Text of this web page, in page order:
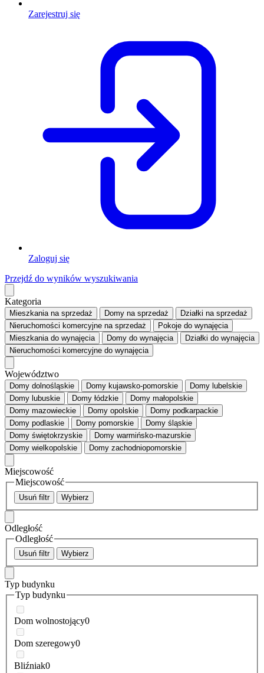
Zarejestruj się
Zaloguj się
Przejdź do wyników wyszukiwania
Kategoria
Mieszkaniana sprzedaż Domy na sprzedaż Działki na sprzedaż
Nieruchomości komercyjne na sprzedaż Pokoje do wynajęcia
Mieszkaniado wynajęcia Domy do wynajęcia Działki do wynajęcia
Nieruchomości komercyjne do wynajęcia
Województwo
Domy dolnośląskie Domy kujawsko-pomorskie
Domy lubelskie
Domy lubuskie
Domy łódzkie
Domy małopolskie
Domy mazowieckie
Domy opolskie
Domy podkarpackie
Domy podlaskie
Domy pomorskie
Domy śląskie
Domy świętokrzyskie
Domy warmińsko-mazurskie
Domy wielkopolskie
Domy zachodniopomorskie
Miejscowość
Miejscowość
Usuń filtr Wybierz
Odległość
Odległość
Usuń filtr Wybierz
Typ budynku
Typ budynku
Dom wolnostojący0
Dom szeregowy0
Bliźniak0